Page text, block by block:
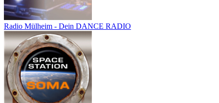
Radio Mülheim - Dein DANCE RADIO